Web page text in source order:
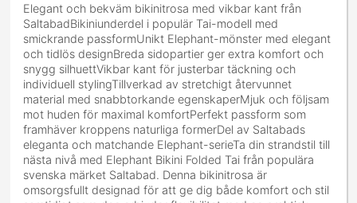
Elegant och bekväm bikinitrosa med vikbar kant från
SaltabadBikiniunderdel i populär Tai-modell med
smickrande passformUnikt Elephant-mönster med elegant
och tidlös designBreda sidopartier ger extra komfort och
snygg silhuettVikbar kant för justerbar täckning och
individuell stylingTillverkad av stretchigt återvunnet
material med snabbtorkande egenskaperMjuk och följsam
mot huden för maximal komfortPerfekt passform som
framhäver kroppens naturliga formerDel av Saltabads
eleganta och matchande Elephant-serieTa din strandstil till
nästa nivå med Elephant Bikini Folded Tai från populära
svenska märket Saltabad. Denna bikinitrosa är
omsorgsfullt designad för att ge dig både komfort och stil